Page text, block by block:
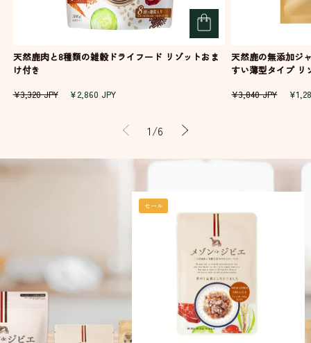
天然鹿肉と8種類の雑穀ドライフード リゾットおま
け付き
通
¥3,320 JPY
セ
格
¥2,860 JPY
天然鹿の無添加ジ
すい薄型タイプ
通
¥3,840 JPY
セ
格
1/の
6
セール